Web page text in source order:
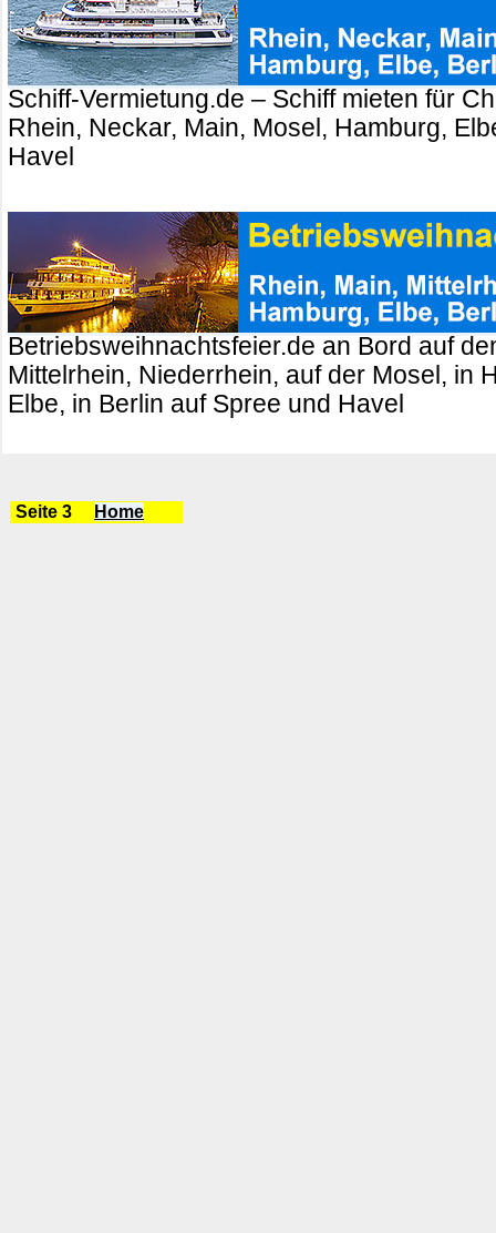
Schiff-Vermietung.de – Schiff mieten für
Rhein, Neckar, Main, Mosel, Hamburg,
Havel
Betriebsweihnachtsfeier.de an Bord auf
Mittelrhein, Niederrhein, auf der Mosel, in
Elbe, in Berlin auf Spree und Havel
Seite 3 Home